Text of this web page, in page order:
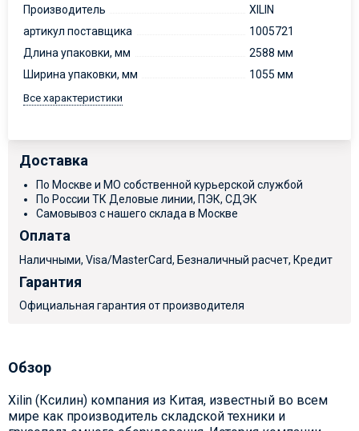
Производитель
XILIN
артикул поставщика
1005721
Длина упаковки, мм
2588 мм
Ширина упаковки, мм
1055 мм
Все характеристики
Доставка
По Москве и МО собственной курьерской службой
По России ТК Деловые линии, ПЭК, СДЭК
Самовывоз с нашего склада в Москве
Оплата
Наличными, Visa/MasterCard, Безналичный расчет, Кредит
Гарантия
Официальная гарантия от производителя
Обзор
Xilin (Ксилин) компания из Китая, известный во всем
мире как производитель складской техники и